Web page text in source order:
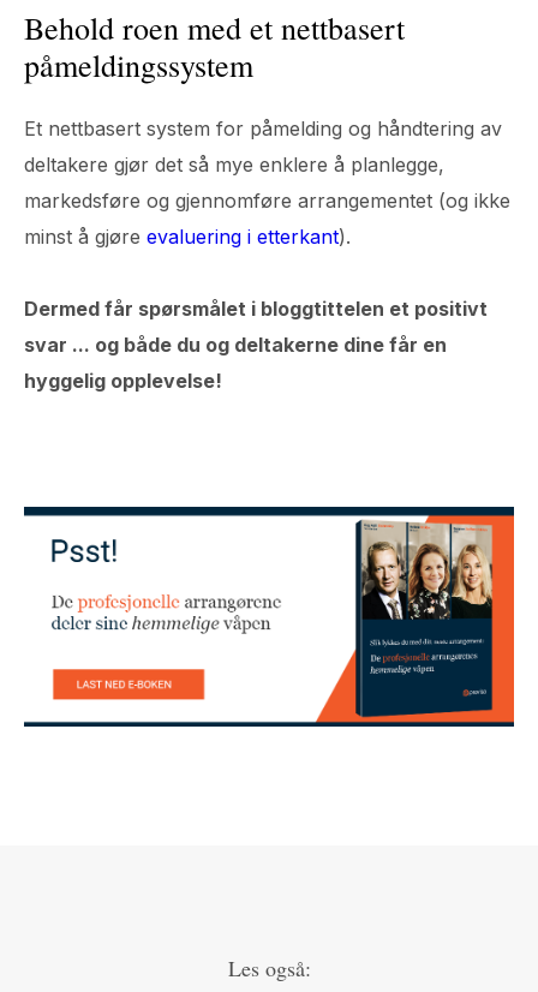
Behold roen med et nettbasert
påmeldingssystem
Et nettbasert system for påmelding og håndtering av
deltakere gjør det så mye enklere å planlegge,
markedsføre og gjennomføre arrangementet (og ikke
minst å gjøre evaluering i etterkant).
Dermed får spørsmålet i bloggtittelen et positivt
svar ... og både du og deltakerne dine får en
hyggelig opplevelse!
Les også: